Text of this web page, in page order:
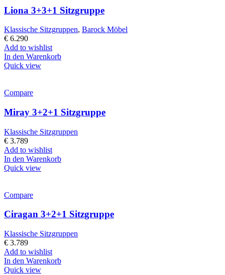
Liona 3+3+1 Sitzgruppe
Klassische Sitzgruppen, Barock Möbel
€ 6.290
Add to wishlist
In den Warenkorb
Quick view
Compare
Miray 3+2+1 Sitzgruppe
Klassische Sitzgruppen
€ 3.789
Add to wishlist
In den Warenkorb
Quick view
Compare
Ciragan 3+2+1 Sitzgruppe
Klassische Sitzgruppen
€ 3.789
Add to wishlist
In den Warenkorb
Quick view